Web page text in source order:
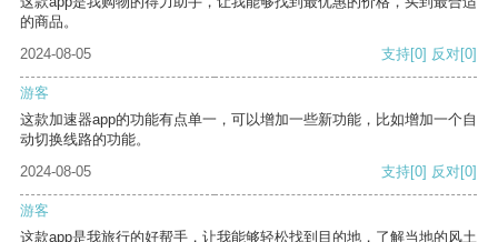
的商品。
2024-08-05
支持[0] 反对[0]
游客
这款加速器app的功能有点单一，可以增加一些新功能，比如增加一个自
动切换线路的功能。
2024-08-05
支持[0] 反对[0]
游客
这款app是我旅行的好帮手，让我能够轻松找到目的地，了解当地的风土